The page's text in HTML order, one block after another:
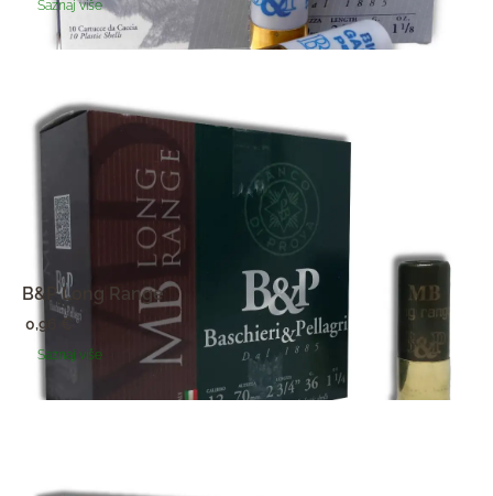
Saznaj više
B&P Long Range
0,96
Saznaj više